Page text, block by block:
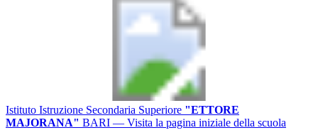
Istituto Istruzione Secondaria Superiore "ETTORE
MAJORANA" BARI — Visita la pagina iniziale della scuola